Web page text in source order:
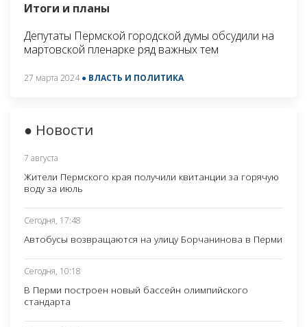
Итоги и планы
Депутаты Пермской городской думы обсудили на
мартовской пленарке ряд важных тем
27 марта 2024● ВЛАСТЬ И ПОЛИТИКА
● Новости
7 августа
Жители Пермского края получили квитанции за горячую
воду за июль
Сегодня, 17:48
Автобусы возвращаются на улицу Борчанинова в Перми
Сегодня, 10:18
В Перми построен новый бассейн олимпийского
стандарта